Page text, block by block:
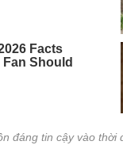
đáng tin cậy vào